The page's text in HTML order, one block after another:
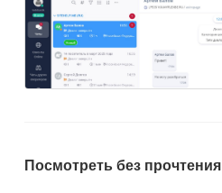
Посмотреть без прочтения